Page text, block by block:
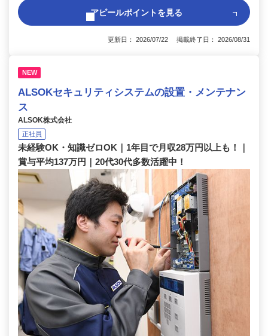
アピールポイントを見る
更新日： 2026/07/22 掲載終了日： 2026/08/31
NEW
ALSOKセキュリティシステムの設置・メンテナン
ス
ALSOK株式会社
正社員
未経験OK・知識ゼロOK｜1年目で月収28万円以上も！｜
賞与平均137万円｜20代30代多数活躍中！